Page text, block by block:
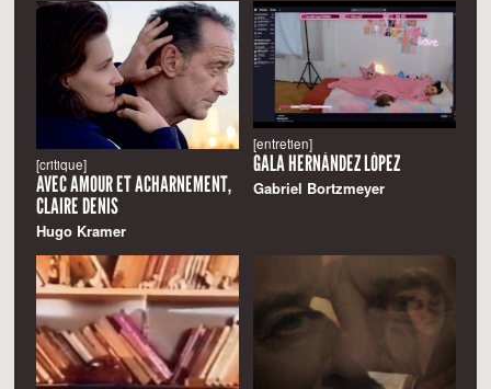
[critique]
AVEC AMOUR ET ACHARNEMENT,
CLAIRE DENIS
Hugo Kramer
[entretien]
GALA HERNÁNDEZ LÓPEZ
Gabriel Bortzmeyer